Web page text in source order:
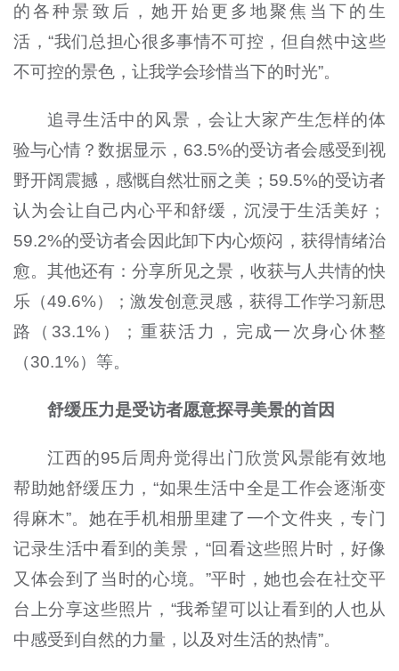
的各种景致后，她开始更多地聚焦当下的生
活，“我们总担心很多事情不可控，但自然中这些
不可控的景色，让我学会珍惜当下的时光”。
追寻生活中的风景，会让大家产生怎样的体
验与心情？数据显示，63.5%的受访者会感受到视
野开阔震撼，感慨自然壮丽之美；59.5%的受访者
认为会让自己内心平和舒缓，沉浸于生活美好；
59.2%的受访者会因此卸下内心烦闷，获得情绪治
愈。其他还有：分享所见之景，收获与人共情的快
乐（49.6%）；激发创意灵感，获得工作学习新思
路（33.1%）；重获活力，完成一次身心休整
（30.1%）等。
舒缓压力是受访者愿意探寻美景的首因
江西的95后周舟觉得出门欣赏风景能有效地
帮助她舒缓压力，“如果生活中全是工作会逐渐变
得麻木”。她在手机相册里建了一个文件夹，专门
记录生活中看到的美景，“回看这些照片时，好像
又体会到了当时的心境。”平时，她也会在社交平
台上分享这些照片，“我希望可以让看到的人也从
中感受到自然的力量，以及对生活的热情”。